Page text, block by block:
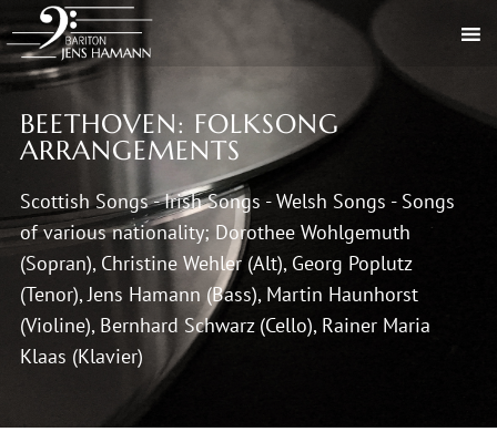
BEETHOVEN: FOLKSONG
ARRANGEMENTS
Scottish Songs - Irish Songs - Welsh Songs - Songs
of various nationality; Dorothee Wohlgemuth
(Sopran), Christine Wehler (Alt), Georg Poplutz
(Tenor), Jens Hamann (Bass), Martin Haunhorst
(Violine), Bernhard Schwarz (Cello), Rainer Maria
Klaas (Klavier)